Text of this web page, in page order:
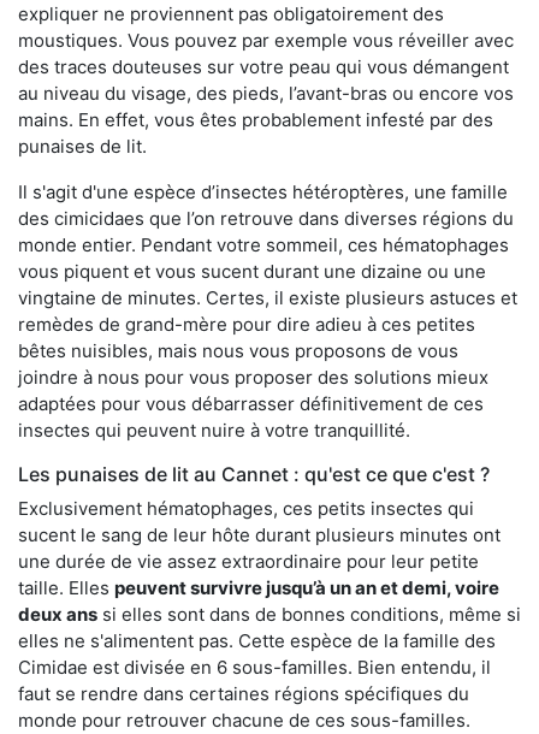
expliquer ne proviennent pas obligatoirement des
moustiques. Vous pouvez par exemple vous réveiller avec
des traces douteuses sur votre peau qui vous démangent
au niveau du visage, des pieds, l’avant-bras ou encore vos
mains. En effet, vous êtes probablement infesté par des
punaises de lit.
Il s'agit d'une espèce d’insectes hétéroptères, une famille
des cimicidaes que l’on retrouve dans diverses régions du
monde entier. Pendant votre sommeil, ces hématophages
vous piquent et vous sucent durant une dizaine ou une
vingtaine de minutes. Certes, il existe plusieurs astuces et
remèdes de grand-mère pour dire adieu à ces petites
bêtes nuisibles, mais nous vous proposons de vous
joindre à nous pour vous proposer des solutions mieux
adaptées pour vous débarrasser définitivement de ces
insectes qui peuvent nuire à votre tranquillité.
Les punaises de lit au Cannet : qu'est ce que c'est ?
Exclusivement hématophages, ces petits insectes qui
sucent le sang de leur hôte durant plusieurs minutes ont
une durée de vie assez extraordinaire pour leur petite
taille. Elles peuvent survivre jusqu’à un an et demi, voire
deux ans si elles sont dans de bonnes conditions, même si
elles ne s'alimentent pas. Cette espèce de la famille des
Cimidae est divisée en 6 sous-familles. Bien entendu, il
faut se rendre dans certaines régions spécifiques du
monde pour retrouver chacune de ces sous-familles.